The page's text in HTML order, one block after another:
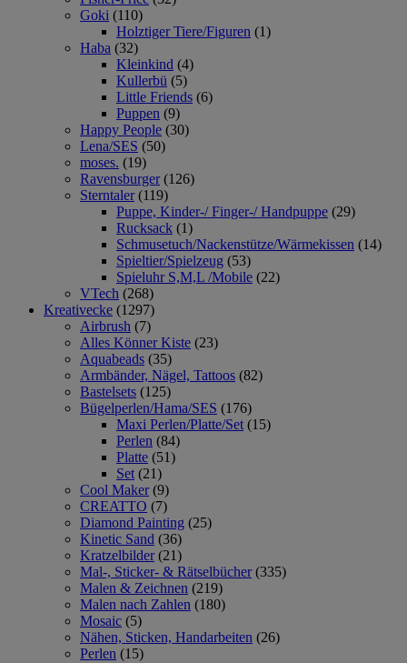
Goki (110)
Holztiger Tiere/Figuren (1)
Haba (32)
Kleinkind (4)
Kullerbü (5)
Little Friends (6)
Puppen (9)
Happy People (30)
Lena/SES (50)
moses. (19)
Ravensburger (126)
Sterntaler (119)
Puppe, Kinder-/ Finger-/ Handpuppe (29)
Rucksack (1)
Schmusetuch/Nackenstütze/Wärmekissen (14)
Spieltier/Spielzeug (53)
Spieluhr S,M,L /Mobile (22)
VTech (268)
Kreativecke (1297)
Airbrush (7)
Alles Könner Kiste (23)
Aquabeads (35)
Armbänder, Nägel, Tattoos (82)
Bastelsets (125)
Bügelperlen/Hama/SES (176)
Maxi Perlen/Platte/Set (15)
Perlen (84)
Platte (51)
Set (21)
Cool Maker (9)
CREATTO (7)
Diamond Painting (25)
Kinetic Sand (36)
Kratzelbilder (21)
Mal-, Sticker- & Rätselbücher (335)
Malen & Zeichnen (219)
Malen nach Zahlen (180)
Mosaic (5)
Nähen, Sticken, Handarbeiten (26)
Perlen (15)